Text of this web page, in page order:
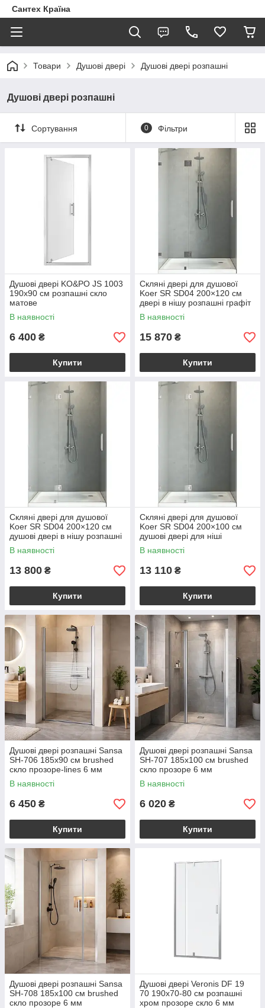
Сантех Країна
Товари Душові двері Душові двері розпашні
Душові двері розпашні
Сортування 0 Фільтри
Душові двері KO&PO JS 1003
190х90 см розпашні скло
матове
В наявності
6 400 ₴
Купити
Скляні двері для душової
Koer SR SD04 200×120 см
двері в нішу розпашні графіт
скло прозоре 10 мм
перегородки для душу
В наявності
15 870 ₴
Купити
Скляні двері для душової
Koer SR SD04 200×120 см
душові двері в нішу розпашні
хром скло прозоре 10 мм
перегородки для душу
В наявності
13 800 ₴
Купити
Скляні двері для душової
Koer SR SD04 200×100 см
душові двері для ніші
розпашні хром скло прозоре
10мм перегородки для душу
В наявності
13 110 ₴
Купити
Душові двері розпашні Sansa
SH-706 185х90 см brushed
скло прозоре-lines 6 мм
В наявності
6 450 ₴
Купити
Душові двері розпашні Sansa
SH-707 185х100 см brushed
скло прозоре 6 мм
В наявності
6 020 ₴
Купити
Душові двері розпашні Sansa
SH-708 185х100 см brushed
скло прозоре 6 мм
Душові двері Veronis DF 19
70 190х70-80 см розпашні
хром прозоре скло 6 мм